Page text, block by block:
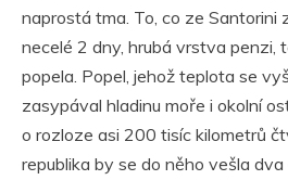
naprostá tma. To, co ze Santorini
necelé 2 dny, hrubá vrstva penzi,
popela. Popel, jehož teplota se
zasypával hladinu moře i okolní
o rozloze asi 200 tisíc kilometrů
republika by se do něho vešla